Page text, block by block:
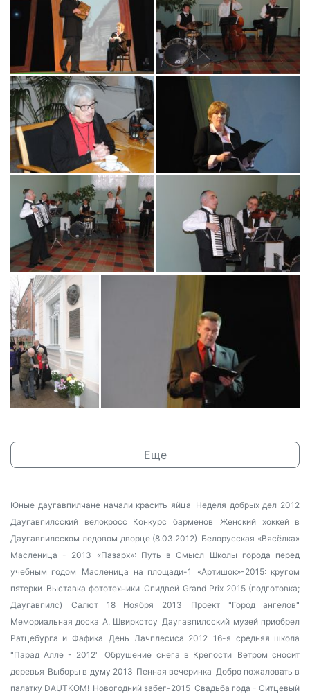
Еще
Юные даугавпилчане начали красить яйца Неделя добрых дел 2012
Даугавпилсский велокросс Конкурс барменов
Женский хоккей в
Даугавпилсском ледовом дворце (8.03.2012) Белорусская «Вясёлка»
Масленица - 2013
«Пазарх»: Путь в Смысл
Школы города перед
учебным годом
Масленица на площади-1
«Артишок»-2015: кругом
пятерки Выставка фототехники Спидвей Grand Prix 2015 (подготовка;
Даугавпилс)
Салют 18 Ноября 2013
Проект "Город ангелов"
Мемориальная доска А. Швиркстсу Даугавпилсский музей приобрел
Ратцебурга и Фафика
День Лачплесиса 2012 16-я средняя школа
"Парад Алле - 2012"
Обрушение снега в Крепости
Ветром сносит
деревья Выборы в думу 2013 Пенная вечеринка Добро пожаловать в
палатку DAUTKOM! Новогодний забег-2015 Свадьба года - Ситцевый